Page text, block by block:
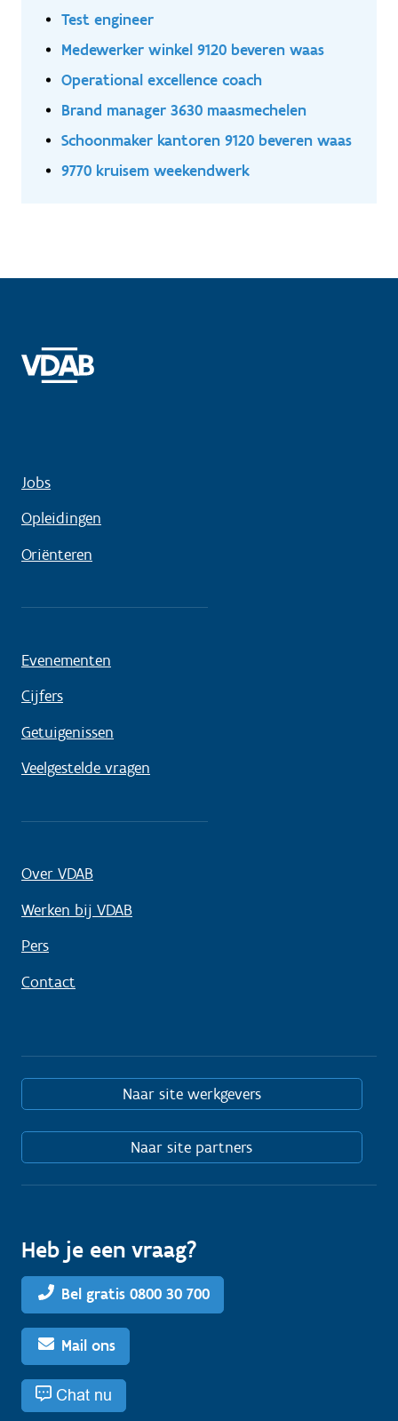
Test engineer
Medewerker winkel 9120 beveren waas
Operational excellence coach
Brand manager 3630 maasmechelen
Schoonmaker kantoren 9120 beveren waas
9770 kruisem weekendwerk
Jobs
Opleidingen
Oriënteren
Evenementen
Cijfers
Getuigenissen
Veelgestelde vragen
Over VDAB
Werken bij VDAB
Pers
Contact
Naar site werkgevers
Naar site partners
Heb je een vraag?
Bel gratis 0800 30 700
Mail ons
Chat nu